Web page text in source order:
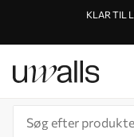
KLAR TIL